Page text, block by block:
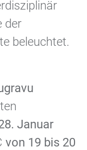
der
beleuchtet.
Januar
von 19 bis 20